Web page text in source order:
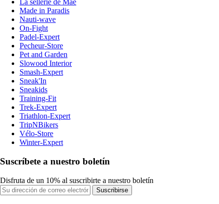
La sellerie de Maé
Made in Paradis
Nauti-wave
On-Fight
Padel-Expert
Pecheur-Store
Pet and Garden
Slowood Interior
Smash-Expert
Sneak'In
Sneakids
Training-Fit
Trek-Expert
Triathlon-Expert
TripNBikers
Vélo-Store
Winter-Expert
Suscríbete a nuestro boletín
Disfruta de un 10% al suscribirte a nuestro boletín
Suscribirse